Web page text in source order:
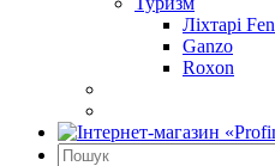
Ліхтарі
Ganzo
Roxon